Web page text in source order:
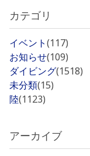
カテゴリ
イベント(117)
お知らせ(109)
ダイビング(1518)
未分類(15)
陸(1123)
アーカイブ